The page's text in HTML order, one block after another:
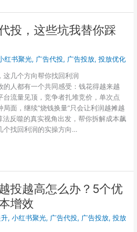
投，这些坑我替你踩
红书聚光, 广告代投, 广告投放,投放优化
这几个方向帮你找回利润
的人都有一个共同感受：钱花得越来越
台流量见顶，竞争者扎堆竞价，单次点
面，继续”烧钱换量”只会让利润越摊越
法反噬的真实视角出发，帮你拆解成本飙
个找回利润的实操方向…
投越高怎么办？5个优
增效
升,小红书聚光, 广告代投, 广告投放,投放